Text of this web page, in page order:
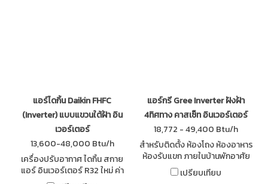
แอร์ไดกิ้น Daikin FHFC
(Inverter) แบบแขวนใต้ฝ้า อิน
เวอร์เตอร์
13,600-48,000 Btu/h
เครื่องปรับอากาศ ไดกิ้น สกาย
แอร์ อินเวอร์เตอร์ R32 ใหม่ ค่า
แอร์กรี Gree Inverter ฝังฝ้า
4ทิศทาง คาสเซ็ท อินเวอร์เตอร์
18,772 - 49,400 Btu/h
สำหรับติดตั้ง ห้องโถง ห้องอาหาร
ห้องรับแขก ภายในบ้านพักอาศัย
ระบบอินเวอร์เตอร์ R32 ทำงาน
เงียบ เย็นสดชื่น ประหยัด
เปรียบเทียบ